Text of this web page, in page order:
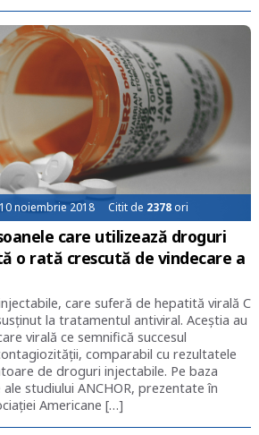
10 noiembrie 2018 Citit de 2378ori
care utilizează droguri
o rată crescută de vindecare a
care suferă de hepatită virală C
la tratamentul antiviral. Aceștia au
virală ce semnifică succesul
comparabil cu rezultatele
de droguri injectabile. Pe baza
studiului ANCHOR, prezentate în
Americane […]